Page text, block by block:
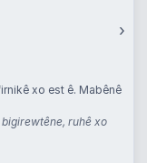
›
xo est ê. Mabênê
ruhê xo